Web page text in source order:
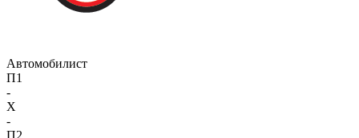
Автомобилист
П1
-
X
-